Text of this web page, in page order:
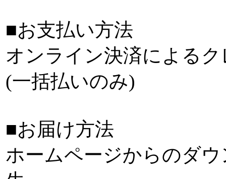
■お支払い方法
オンライン決済による
(一括払いのみ)
■お届け方法
ホームページからのダ